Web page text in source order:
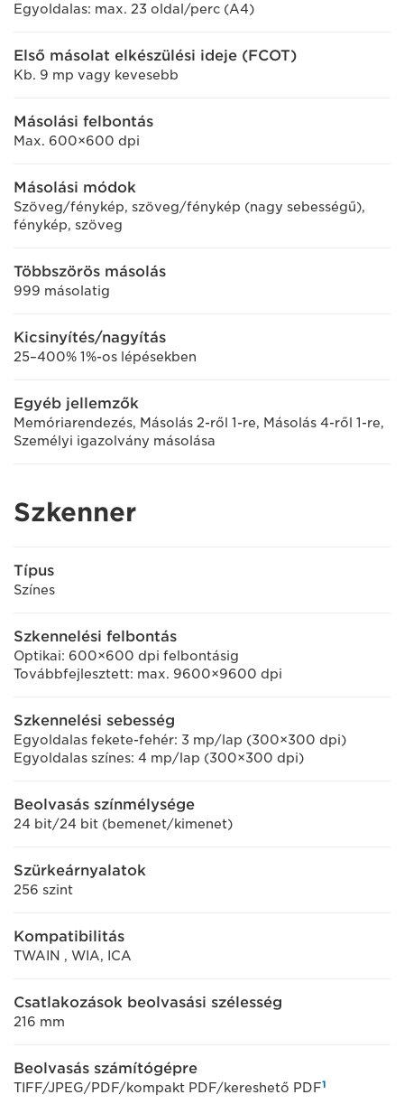
Egyoldalas: max. 23 oldal/perc (A4)
Első másolat elkészülési ideje (FCOT)
Kb. 9 mp vagy kevesebb
Másolási felbontás
Max. 600×600 dpi
Másolási módok
Szöveg/fénykép, szöveg/fénykép (nagy sebességű),
fénykép, szöveg
Többszörös másolás
999 másolatig
Kicsinyítés/nagyítás
25–400% 1%-os lépésekben
Egyéb jellemzők
Memóriarendezés, Másolás 2-ről 1-re, Másolás 4-ről 1-re,
Személyi igazolvány másolása
Szkenner
Típus
Színes
Szkennelési felbontás
Optikai: 600×600 dpi felbontásig
Továbbfejlesztett: max. 9600×9600 dpi
Szkennelési sebesség
Egyoldalas fekete-fehér: 3 mp/lap (300×300 dpi)
Egyoldalas színes: 4 mp/lap (300×300 dpi)
Beolvasás színmélysége
24 bit/24 bit (bemenet/kimenet)
Szürkeárnyalatok
256 szint
Kompatibilitás
TWAIN , WIA, ICA
Csatlakozások beolvasási szélesség
216 mm
Beolvasás számítógépre
TIFF/JPEG/PDF/kompakt PDF/kereshető PDF1